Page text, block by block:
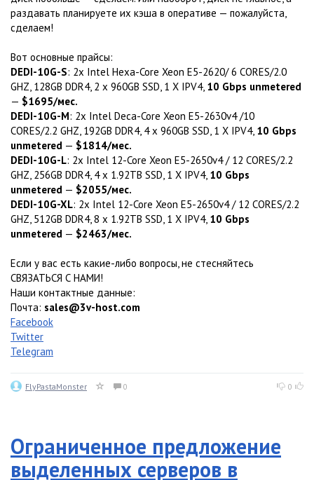
раздавать планируете их кэша в оперативе — пожалуйста,
сделаем!
Вот основные прайсы:
DEDI-10G-S: 2x Intel Hexa-Core Xeon E5-2620/ 6 CORES/2.0
GHZ, 128GB DDR4, 2 x 960GB SSD, 1 X IPV4, 10 Gbps unmetered
— $1695/мес.
DEDI-10G-M: 2x Intel Deca-Core Xeon E5-2630v4 /10
CORES/2.2 GHZ, 192GB DDR4, 4 x 960GB SSD, 1 X IPV4, 10 Gbps
unmetered — $1814/мес.
DEDI-10G-L: 2x Intel 12-Core Xeon E5-2650v4 / 12 CORES/2.2
GHZ, 256GB DDR4, 4 x 1.92TB SSD, 1 X IPV4, 10 Gbps
unmetered — $2055/мес.
DEDI-10G-XL: 2x Intel 12-Core Xeon E5-2650v4 / 12 CORES/2.2
GHZ, 512GB DDR4, 8 x 1.92TB SSD, 1 X IPV4, 10 Gbps
unmetered — $2463/мес.
Если у вас есть какие-либо вопросы, не стесняйтесь
СВЯЗАТЬСЯ С НАМИ!
Наши контактные данные:
Почта: sales@3v-host.com
Facebook
Twitter
Telegram
FlyPastaMonster 0 0
Ограниченное предложение
выделенных серверов в